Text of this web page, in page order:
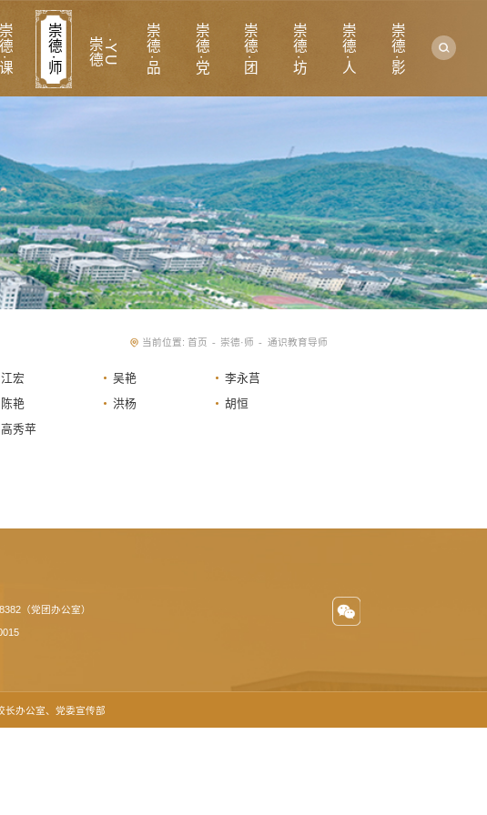
崇德·课 崇德·师 崇
德
·
YU 崇德·品 崇德·党 崇德·团 崇德·坊 崇德·人 崇德·影
当前位置: 首页 - 崇德·师 - 通识教育导师
江宏 吴艳
李永莒
陈艳 洪杨
胡恒
高秀苹
（党团办公室）
长办公室、党委宣传部